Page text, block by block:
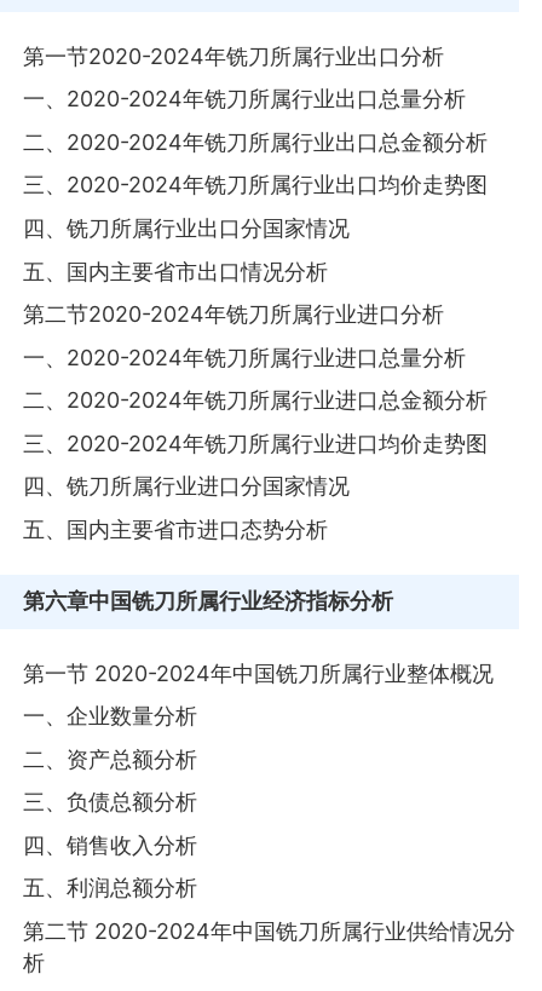
第一节2020-2024年铣刀所属行业出口分析
一、2020-2024年铣刀所属行业出口总量分析
二、2020-2024年铣刀所属行业出口总金额分析
三、2020-2024年铣刀所属行业出口均价走势图
四、铣刀所属行业出口分国家情况
五、国内主要省市出口情况分析
第二节2020-2024年铣刀所属行业进口分析
一、2020-2024年铣刀所属行业进口总量分析
二、2020-2024年铣刀所属行业进口总金额分析
三、2020-2024年铣刀所属行业进口均价走势图
四、铣刀所属行业进口分国家情况
五、国内主要省市进口态势分析
第六章中国铣刀所属行业经济指标分析
第一节 2020-2024年中国铣刀所属行业整体概况
一、企业数量分析
二、资产总额分析
三、负债总额分析
四、销售收入分析
五、利润总额分析
第二节 2020-2024年中国铣刀所属行业供给情况分
析